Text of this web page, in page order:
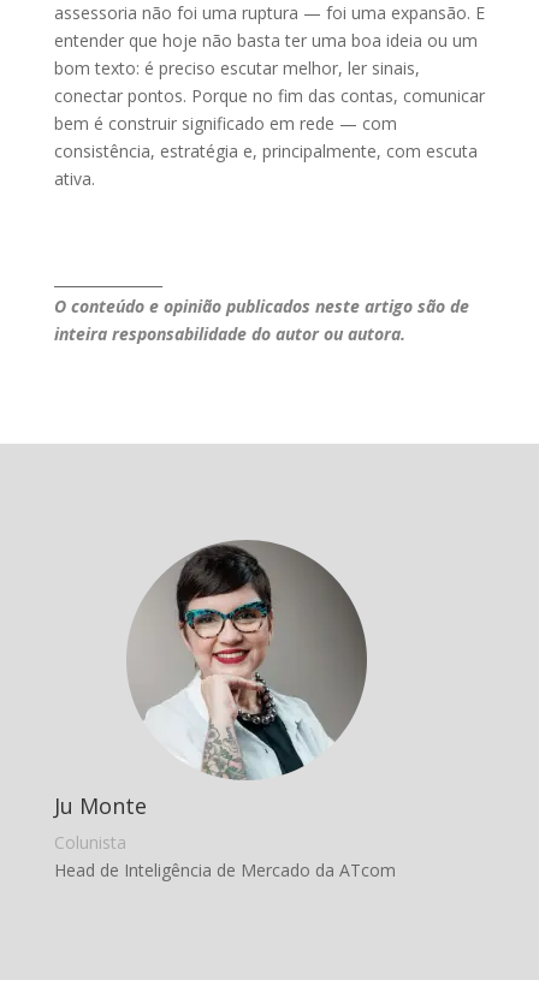
assessoria não foi uma ruptura — foi uma expansão. E
entender que hoje não basta ter uma boa ideia ou um
bom texto: é preciso escutar melhor, ler sinais,
conectar pontos. Porque no fim das contas, comunicar
bem é construir significado em rede — com
consistência, estratégia e, principalmente, com escuta
ativa.
O conteúdo e opinião publicados neste artigo são de
inteira responsabilidade do autor ou autora.
Ju Monte
Colunista
Head de Inteligência de Mercado da ATcom